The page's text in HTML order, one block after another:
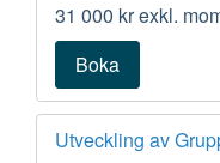
31 000 krexkl.
Boka
Utveckling av